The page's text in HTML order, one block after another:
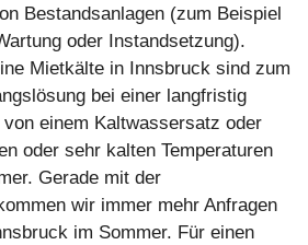
Bestandsanlagen (zum Beispiel
oder Instandsetzung).
Mietkälte in Innsbruck sind zum
bei einer langfristig
einem Kaltwassersatz oder
oder sehr kalten Temperaturen
Gerade mit der
wir immer mehr Anfragen
im Sommer. Für einen